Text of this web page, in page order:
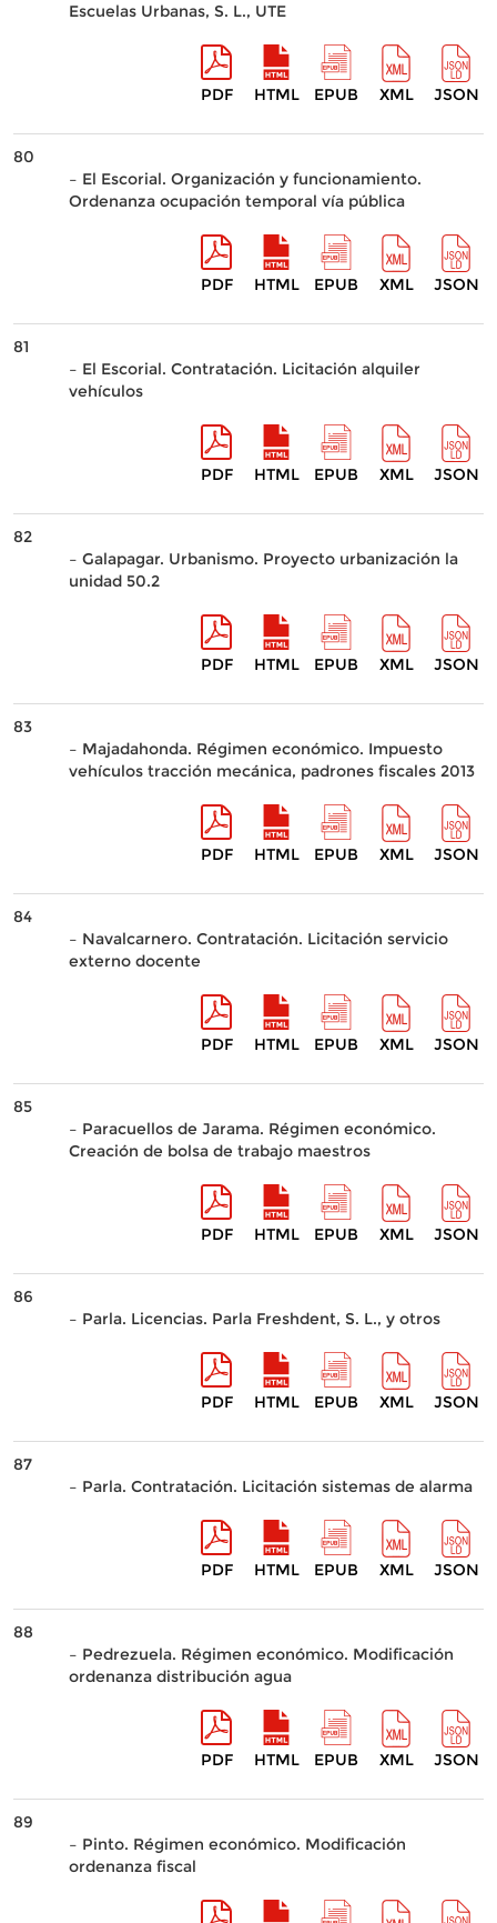
Escuelas Urbanas, S. L., UTE
PDF HTML EPUB XML JSON
80
– El Escorial. Organización y funcionamiento.
Ordenanza ocupación temporal vía pública
PDF HTML EPUB XML JSON
81
– El Escorial. Contratación. Licitación alquiler
vehículos
PDF HTML EPUB XML JSON
82
– Galapagar. Urbanismo. Proyecto urbanización la
unidad 50.2
PDF HTML EPUB XML JSON
83
– Majadahonda. Régimen económico. Impuesto
vehículos tracción mecánica, padrones fiscales 2013
PDF HTML EPUB XML JSON
84
– Navalcarnero. Contratación. Licitación servicio
externo docente
PDF HTML EPUB XML JSON
85
– Paracuellos de Jarama. Régimen económico.
Creación de bolsa de trabajo maestros
PDF HTML EPUB XML JSON
86
– Parla. Licencias. Parla Freshdent, S. L., y otros
PDF HTML EPUB XML JSON
87
– Parla. Contratación. Licitación sistemas de alarma
PDF HTML EPUB XML JSON
88
– Pedrezuela. Régimen económico. Modificación
ordenanza distribución agua
PDF HTML EPUB XML JSON
89
– Pinto. Régimen económico. Modificación
ordenanza fiscal